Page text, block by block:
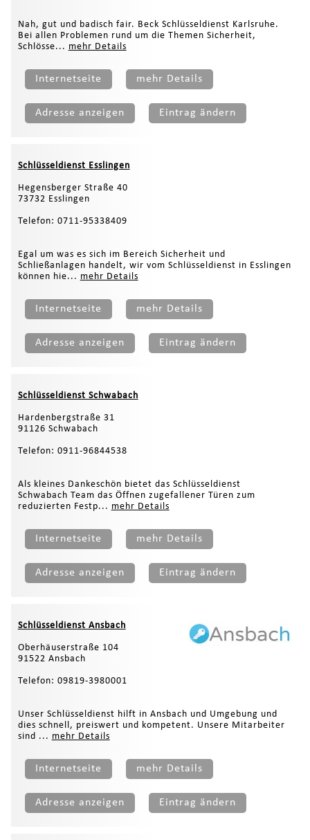
Nah, gut und badisch fair. Beck Schlüsseldienst Karlsruhe.
Bei allen Problemen rund um die Themen Sicherheit,
Schlösse... mehr Details
Internetseite mehr Details
Adresse anzeigen Eintrag ändern
Schlüsseldienst Esslingen
Hegensberger Straße 40
73732 Esslingen
Telefon: 0711-95338409
Egal um was es sich im Bereich Sicherheit und
Schließanlagen handelt, wir vom Schlüsseldienst in Esslingen
können hie... mehr Details
Internetseite mehr Details
Adresse anzeigen Eintrag ändern
Schlüsseldienst Schwabach
Hardenbergstraße 31
91126 Schwabach
Telefon: 0911-96844538
Als kleines Dankeschön bietet das Schlüsseldienst
Schwabach Team das Öffnen zugefallener Türen zum
reduzierten Festp... mehr Details
Internetseite mehr Details
Adresse anzeigen Eintrag ändern
Schlüsseldienst Ansbach
Oberhäuserstraße 104
91522 Ansbach
Telefon: 09819-3980001
Unser Schlüsseldienst hilft in Ansbach und Umgebung und
dies schnell, preiswert und kompetent. Unsere Mitarbeiter
sind ... mehr Details
Internetseite mehr Details
Adresse anzeigen Eintrag ändern